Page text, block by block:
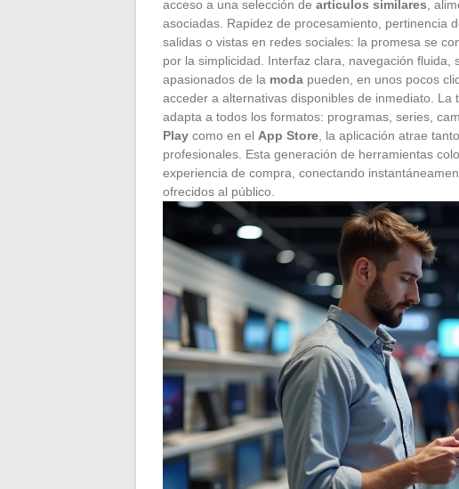
acceso a una selección de artículos similares ,
asociadas. Rapidez de procesamiento, pertinencia
salidas o vistas en redes sociales: la promesa se
por la simplicidad. Interfaz clara, navegación
apasionados de la moda pueden, en unos pocos
acceder a alternativas disponibles de inmediato.
adapta a todos los formatos: programas, series,
Play como en el App Store , la aplicación atrae
profesionales. Esta generación de herramientas
experiencia de compra, conectando
ofrecidos al público.